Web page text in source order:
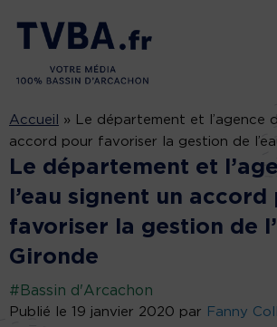
Accueil »
Le département et l’agence
accord pour favoriser la gestion de
Le département et
l’eau signent un accord
favoriser la gestion de
Gironde
#Bassin d'Arcachon
Publié le 19 janvier 2020 par Fanny